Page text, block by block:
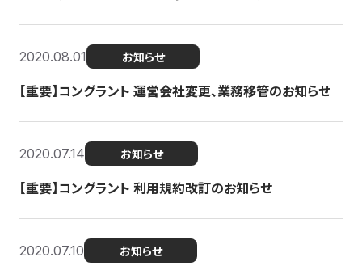
2020.08.01 お知らせ
【重要】コングラント 運営会社変更、業務移管のお知らせ
2020.07.14 お知らせ
【重要】コングラント 利用規約改訂のお知らせ
2020.07.10 お知らせ